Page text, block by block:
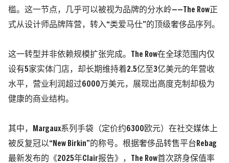
槛。这一节点，几乎可以被视为品牌的分水岭——The Row正
式从设计师品牌阵营，转入“类爱马仕”的顶级奢侈品序列。
这一转型并非依赖规模扩张完成。
The Row在全球范围内仅
设有5家实体门店，却长期维持着2.5亿至3亿美元的年营收
水平，营业利润超过6000万美元，展现出高度克制却极为
健康的商业结构。
其中，Margaux系列手袋 （定价约6300欧元） 在社交媒体上
被反复冠以“New Birkin”的称号。 根据奢侈品转售平台 Rebag
最新发布的《2025年Clair报告》，The Row首次跻身保值率